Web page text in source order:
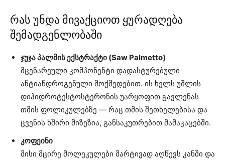
რას უნდა მივაქციოთ ყურადღება
შემადგენლობაში
ჯუჯა პალმის ექსტრაქტი (Saw Palmetto)
მცენარეული კომპონენტი დადასტურებული
ანტიანდროგენული მოქმედებით. ის ხელს უშლის
დიჰიდროტესტოსტერონის უარყოფით გავლენას
თმის ფოლიკულებზე — რაც თმის შეთხელებისა და
ცვენის ხშირი მიზეზია, განსაკუთრებით მამაკაცებში.
კოფეინი
მისი მცირე მოლეკულები მარტივად აღწევს კანში და